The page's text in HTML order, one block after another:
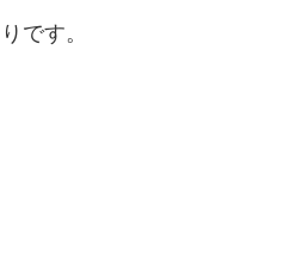
です。